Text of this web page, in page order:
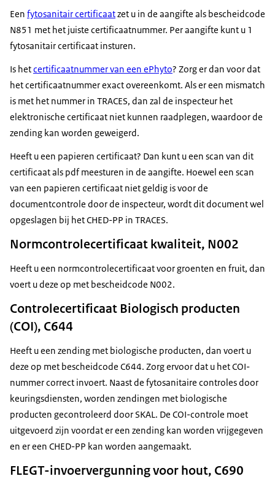
Een fytosanitair certificaatzet u in de aangifte als bescheidcode
N851 met het juiste certificaatnummer. Per aangifte kunt u 1
fytosanitair certificaat insturen.
Is hetcertificaatnummer van een ePhyto? Zorg er dan voor dat
het certificaatnummer exact overeenkomt. Als er een mismatch
is met het nummer in TRACES, dan zal de inspecteur het
elektronische certificaat niet kunnen raadplegen, waardoor de
zending kan worden geweigerd.
Heeft u een papieren certificaat? Dan kunt u een scan van dit
certificaat als pdf meesturen in de aangifte. Hoewel een scan
van een papieren certificaat niet geldig is voor de
documentcontrole door de inspecteur, wordt dit document wel
opgeslagen bij het CHED-PP in TRACES.
Normcontrolecertificaat kwaliteit, N002
Heeft u een normcontrolecertificaat voor groenten en fruit, dan
voert u deze op met bescheidcode N002.
Controlecertificaat Biologisch producten
(COI), C644
Heeft u een zending met biologische producten, dan voert u
deze op met bescheidcode C644. Zorg ervoor dat u het COI-
nummer correct invoert. Naast de fytosanitaire controles door
keuringsdiensten, worden zendingen met biologische
producten gecontroleerd door SKAL. De COI-controle moet
uitgevoerd zijn voordat er een zending kan worden vrijgegeven
en er een CHED-PP kan worden aangemaakt.
FLEGT-invoervergunning voor hout, C690